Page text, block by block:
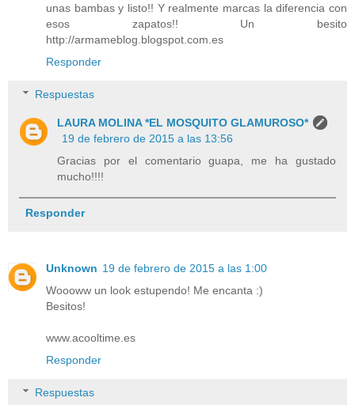
unas bambas y listo!! Y realmente marcas la diferencia con
esos zapatos!! Un besito
http://armameblog.blogspot.com.es
Responder
Respuestas
LAURA MOLINA *EL MOSQUITO GLAMUROSO*
19 de febrero de 2015 a las 13:56
Gracias por el comentario guapa, me ha gustado
mucho!!!!
Responder
Unknown 19 de febrero de 2015 a las 1:00
Woooww un look estupendo! Me encanta :)
Besitos!
www.acooltime.es
Responder
Respuestas